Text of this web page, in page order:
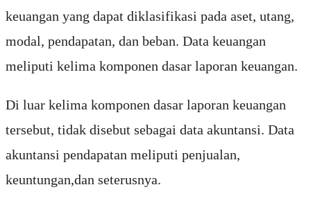
keuangan yang dapat diklasifikasi pada aset, utang,
modal, pendapatan, dan beban. Data keuangan
meliputi kelima komponen dasar laporan keuangan.
Di luar kelima komponen dasar laporan keuangan
tersebut, tidak disebut sebagai data akuntansi. Data
akuntansi pendapatan meliputi penjualan,
keuntungan,dan seterusnya.